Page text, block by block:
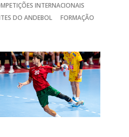
INTERNACIONAIS
DO ANDEBOL
FORMAÇÃO